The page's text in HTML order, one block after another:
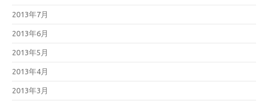
2013年7月
2013年6月
2013年5月
2013年4月
2013年3月